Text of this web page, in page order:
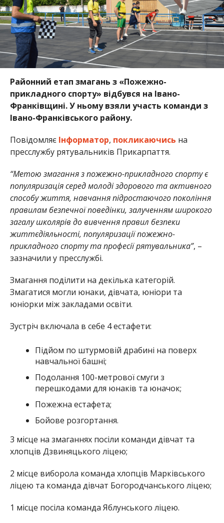
Районний етап змагань з «Пожежно-
прикладного спорту» відбувся на Івано-
Франківщині. У ньому взяли участь команди з
Івано-Франківського району.
Повідомляє Інформатор, покликаючись на
пресслужбу рятувальників Прикарпаття.
“Метою змагання з пожежно-прикладного спорту є
популяризація серед молоді здорового та активного
способу життя, навчання підростаючого покоління
правилам безпечної поведінки, залученням широкого
загалу школярів до вивчення правил безпеки
життєдіяльності, популяризації пожежно-
прикладного спорту та професії рятувальника”, –
зазначили у пресслужбі.
Змагання поділити на декілька категорій.
Змагатися могли юнаки, дівчата, юніори та
юніорки між закладами освіти.
Зустріч включала в себе 4 естафети:
Підйом по штурмовій драбині на поверх
навчальної башні;
Подолання 100-метрової смуги з
перешкодами для юнаків та юначок;
Пожежна естафета;
Бойове розгортання.
3 місце на змаганнях посіли команди дівчат та
хлопців Дзвиняцького ліцею;
2 місце виборола команда хлопців Марківського
ліцею та команда дівчат Богородчанського ліцею;
1 місце посіла команда Яблунського ліцею.